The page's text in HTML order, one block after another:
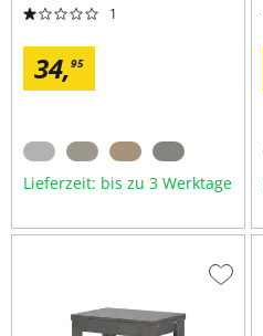
1
34,95
Lieferzeit: bis zu 3 Werktage
Zur